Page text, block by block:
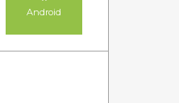
Android